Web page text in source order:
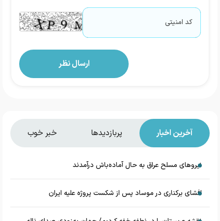
آخرین اخبار پربازدیدها خبر خوب
نیروهای مسلح عراق به حال آماده‌باش درآمدند
افشای برکناری در موساد پس از شکست پروژه علیه ایران